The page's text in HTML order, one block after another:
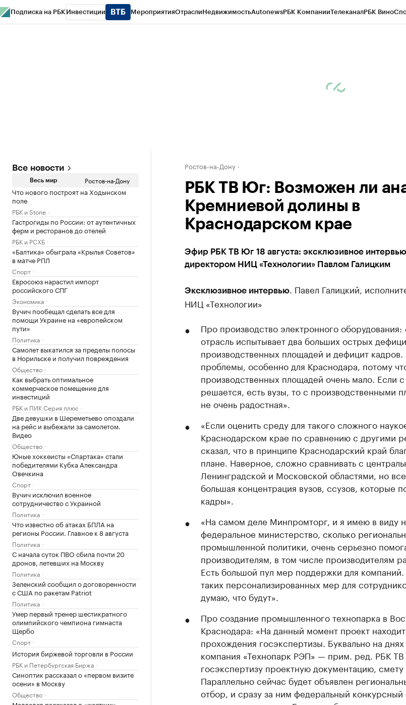
Подписка на РБК Инвестиции МероприятияОтраслиНедвижимостьAutonewsРБК КомпанииТелеканалРБК Вино
Все новости
Весь мир Ростов-на-Дону
Что нового построят на Ходынском
поле
РБК и Stone
Гастрогиды по России: от аутентичных
ферм и ресторанов до отелей
РБК и РСХБ
«Балтика» обыграла «Крылья Советов»
в матче РПЛ
Спорт
Евросоюз нарастил импорт
российского СПГ
Экономика
Вучич пообещал сделать все для
помощи Украине на «европейском
пути»
Политика
Самолет выкатился за пределы полосы
в Норильске и получил повреждения
Общество
Как выбрать оптимальное
коммерческое помещение для
инвестиций
РБК и ПИК Серия плюс
Две девушки в Шереметьево опоздали
на рейс и выбежали за самолетом.
Видео
Общество
Юные хоккеисты «Спартака» стали
победителями Кубка Александра
Овечкина
Спорт
Вучич исключил военное
сотрудничество с Украиной
Политика
Что известно об атаках БПЛА на
регионы России. Главное к 8 августа
Политика
С начала суток ПВО сбила почти 20
дронов, летевших на Москву
Политика
Зеленский сообщил о договоренности
с США по ракетам Patriot
Политика
Умер первый тренер шестикратного
олимпийского чемпиона гимнаста
Щербо
Спорт
История биржевой торговли в России
РБК и Петербургская Биржа
Синоптик рассказал о «первом визите
осени» в Москву
Общество
Ростов-на-Дону
РБК ТВ Юг: Возможен ли
Кремниевой долины в
Краснодарском крае
Эфир РБК ТВ Юг 18 августа: эксклюзивное
директором НИЦ «Технологии» Павлом Галицким
Эксклюзивное интервью. Павел Галицкий,
НИЦ «Технологии»
Про производство электронного
отрасль испытывает два больших острых
производственных площадей и дефицит кадров.
проблемы, особенно для Краснодара, потому
производственных площадей очень мало. Если
решается, есть вузы, то с производственными
не очень радостная».
«Если оценить среду для такого сложного
Краснодарском крае по сравнению с другими
сказал, что в принципе Краснодарский край
плане. Наверное, сложно сравнивать с
Ленинградской и Московской областями, но
большая концентрация вузов, ссузов, которые
кадры».
«На самом деле Минпромторг, и я имею в виду
федеральное министерство, сколько
промышленной политики, очень серьезно
производителям, в том числе производителям
Есть большой пул мер поддержки для
таких персонализированных мер для
думаю, что будут».
Про создание промышленного технопарка в
Краснодара: «На данный момент проект
прохождения госэкспертизы. Буквально на
компания «Технопарк РЭП» — прим. ред. РБК
госэкспертизу проектную документацию, смету
Параллельно сейчас будет объявлен
отбор, и сразу за ним федеральный конкурсный